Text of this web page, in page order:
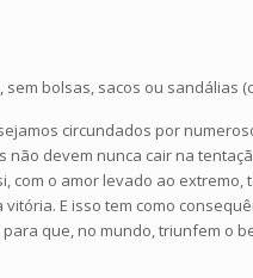
bolsas, sacos ou sandálias
circundados por
devem nunca cair na
com o amor levado ao extremo,
E isso tem como
que, no mundo, triunfem o